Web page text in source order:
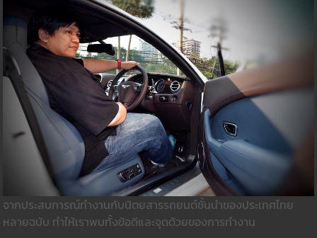
จากประสบการณ์ทำงานกับนิตยสารรถยนต์ชั้นนำของประเทศไทย
หลายฉบับ ทำให้เราพบทั้งข้อดีและจุดด้วยของการทำงาน